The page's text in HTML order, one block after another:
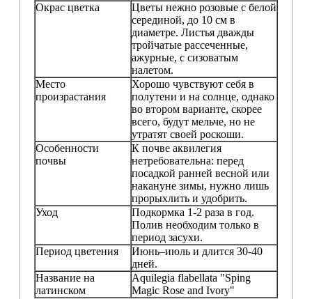
Окрас цветка
Цветы нежно розовые с белой
серединой, до 10 см в
диаметре. Листья дважды
тройчатые рассеченные,
ажурные, с сизоватым
налетом.
Место
произрастания
Хорошо чувствуют себя в
полутени и на солнце, однако
во втором варианте, скорее
всего, будут мельче, но не
утратят своей роскоши.
Особенности
почвы
К почве аквилегия
нетребовательна: перед
посадкой ранней весной или
накануне зимы, нужно лишь
прорыхлить и удобрить.
Уход
Подкормка 1-2 раза в год.
Полив необходим только в
период засухи.
Период цветения
Июнь–июль и длится 30-40
дней.
Название на
латинском
Aquilegia flabellata "Sping
Magic Rose and Ivory"